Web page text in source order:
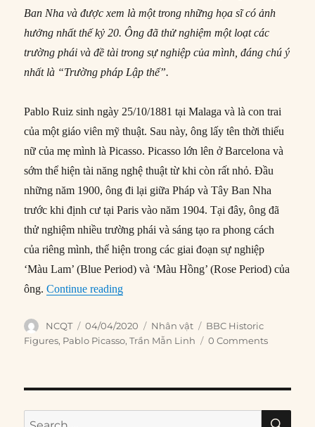
Ban Nha và được xem là một trong những họa sĩ có ảnh
hưởng nhất thế kỷ 20. Ông đã thử nghiệm một loạt các
trường phái và đề tài trong sự nghiệp của mình, đáng chú ý
nhất là “Trường pháp Lập thể”.
Pablo Ruiz sinh ngày 25/10/1881 tại Malaga và là con trai
của một giáo viên mỹ thuật. Sau này, ông lấy tên thời thiếu
nữ của mẹ mình là Picasso. Picasso lớn lên ở Barcelona và
sớm thể hiện tài năng nghệ thuật từ khi còn rất nhỏ. Đầu
những năm 1900, ông đi lại giữa Pháp và Tây Ban Nha
trước khi định cư tại Paris vào năm 1904. Tại đây, ông đã
thử nghiệm nhiều trường phái và sáng tạo ra phong cách
của riêng mình, thể hiện trong các giai đoạn sự nghiệp
‘Màu Lam’ (Blue Period) và ‘Màu Hồng’ (Rose Period) của
ông. Continue reading“Pablo Picasso: Họa sĩ lừng danh thế kỷ
Author
NCQT
Posted
on
04/04/2020 Categories
Nhân vật Tags
BBC Historic
Figures, Pablo Picasso,Trần Mẫn Linh 0 Comments
Search